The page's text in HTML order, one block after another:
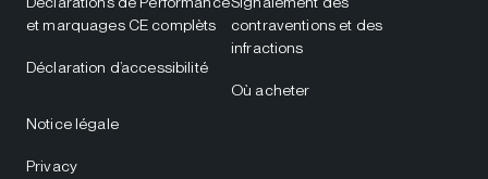
et marquages CE complèts
Déclaration d’accessibilité
contraventions et des
infractions
Où acheter
Notice légale
Privacy